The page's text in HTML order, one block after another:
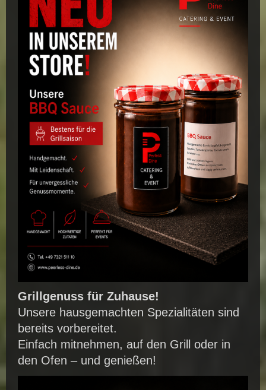
Grillgenuss für Zuhause!
Unsere hausgemachten Spezialitäten sind
bereits vorbereitet.
Einfach mitnehmen, auf den Grill oder in
den Ofen – und genießen!